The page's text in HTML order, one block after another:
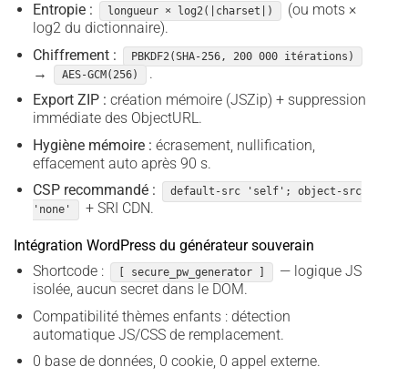
Entropie :
longueur × log2(|charset|)
(ou mots ×
log2 du dictionnaire).
Chiffrement :
PBKDF2(SHA-256, 200 000 itérations)
→ AES-GCM(256)
.
Export ZIP : création mémoire (JSZip) + suppression
immédiate des ObjectURL.
Hygiène mémoire : écrasement, nullification,
effacement auto après 90 s.
CSP recommandé :
default-src 'self'; object-src
'none'
+ SRI CDN.
Intégration WordPress du générateur souverain
Shortcode :
[ secure_pw_generator ]
— logique JS
isolée, aucun secret dans le DOM.
Compatibilité thèmes enfants : détection
automatique JS/CSS de remplacement.
0 base de données, 0 cookie, 0 appel externe.